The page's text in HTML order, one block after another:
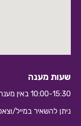
שעות מענה
10:00-15:30 באין מענה
ניתן להשאיר במייל/